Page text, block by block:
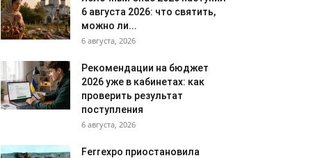
6 августа 2026: что святить,
можно ли...
6 августа, 2026
Рекомендации на бюджет
2026 уже в кабинетах: как
проверить результат
поступления
6 августа, 2026
Ferrexpo приостановила